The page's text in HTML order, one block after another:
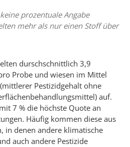
prozentuale Angabe
mehr als nur einen Stoff über
durschschnittlich 3,9
Probe und wiesen im Mittel
Pestizidgehalt ohne
auf.
7 % die höchste Quote an
Häufig kommen diese aus
in denen andere klimatische
auch andere Pestizide